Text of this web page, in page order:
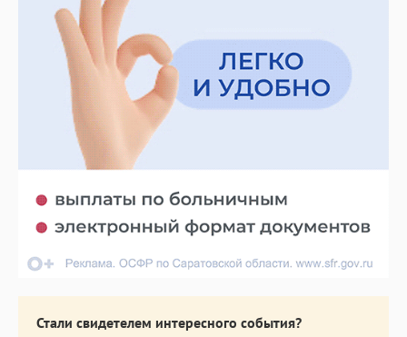
Стали свидетелем интересного события?